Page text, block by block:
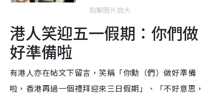
點擊圖片放大
港人笑迎五一假期：你們做
好準備啦
有港人亦在帖文下留言，笑稱「你勳（們）做好準備
啦，香港再過一個禮拜迎來三日假期」、「不好意思，